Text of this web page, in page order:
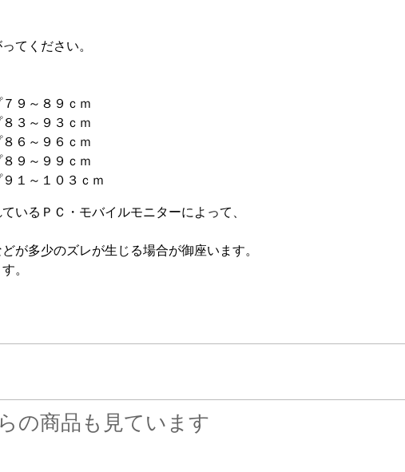
てください。
９～８９ｃｍ
３～９３ｃｍ
６～９６ｃｍ
９～９９ｃｍ
１～１０３ｃｍ
いるＰＣ・モバイルモニターによって、
が多少のズレが生じる場合が御座います。
。
の商品も見ています